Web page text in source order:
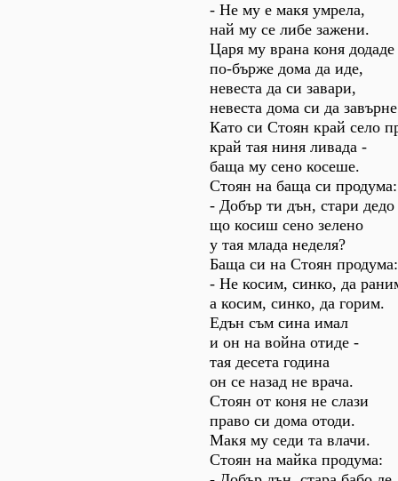
- Не му е макя умрела,
най му се либе зажени.
Царя му врана коня
по-бърже дома да иде,
невеста да си завари,
невеста дома си да
Като си Стоян край село
край тая ниня ливада -
баща му сено косеше.
Стоян на баща си продума:
- Добър ти дън, стари дедо
що косиш сено зелено
у тая млада неделя?
Баща си на Стоян продума:
- Не косим, синко, да
а косим, синко, да горим.
Едън съм сина имал
и он на война отиде -
тая десета година
он се назад не врача.
Стоян от коня не слази
право си дома отоди.
Макя му седи та влачи.
Стоян на майка продума: